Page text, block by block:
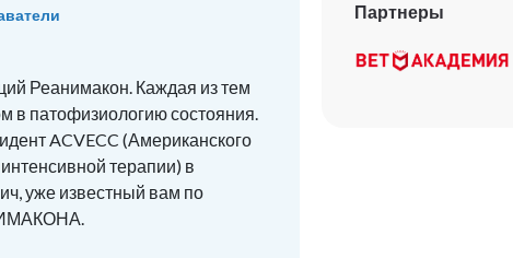
Реанимакон. Каждая из тем
в патофизиологию состояния.
ACVECC (Американского
терапии) в
уже известный вам по
Партнеры